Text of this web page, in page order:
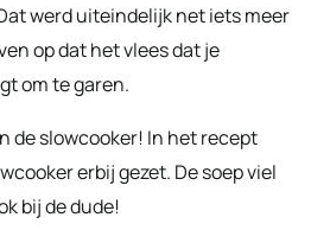
werd uiteindelijk net iets meer
op dat het vlees dat je
om te garen.
de slowcooker! In het recept
erbij gezet. De soep viel
bij de dude!